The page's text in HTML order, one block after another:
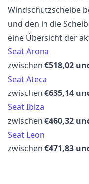
Windschutzscheibe
und den in die
eine Übersicht der
Seat Arona
zwischen €518,02
Seat Ateca
zwischen €635,14
Seat Ibiza
zwischen €460,32
Seat Leon
zwischen €471,83